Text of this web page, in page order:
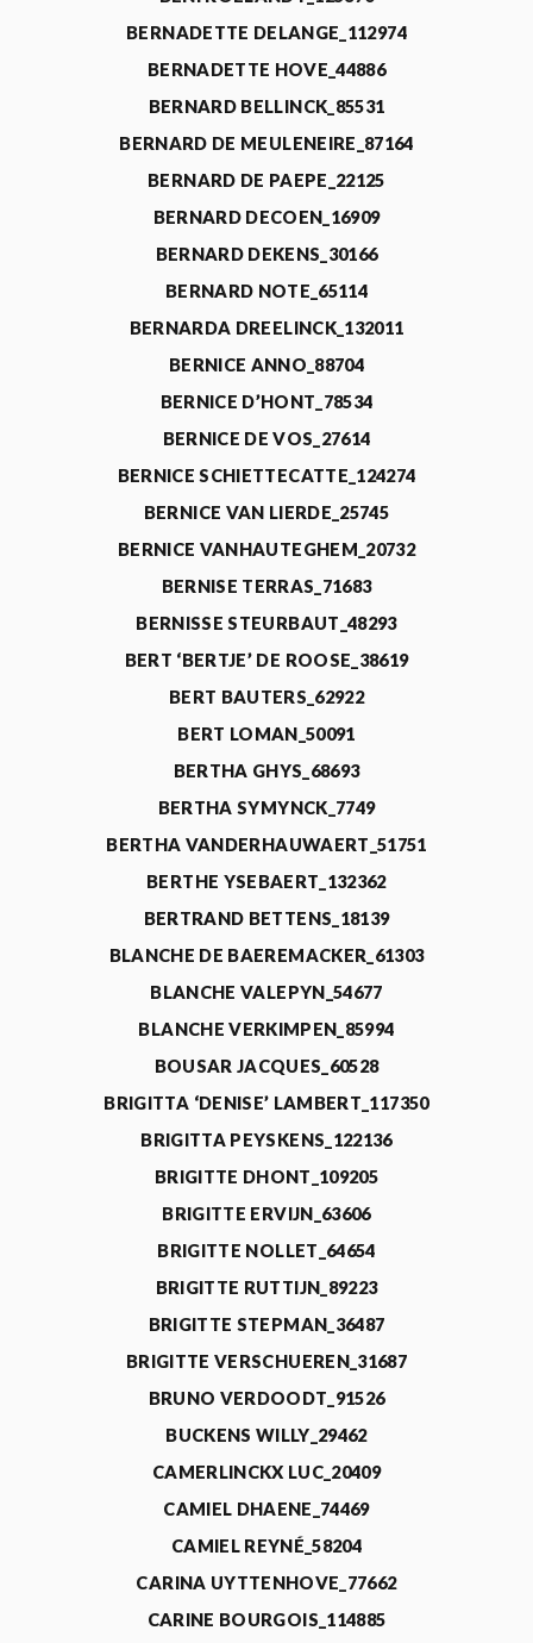
BERNADETTE DELANGE_112974
BERNADETTE HOVE_44886
BERNARD BELLINCK_85531
BERNARD DE MEULENEIRE_87164
BERNARD DE PAEPE_22125
BERNARD DECOEN_16909
BERNARD DEKENS_30166
BERNARD NOTE_65114
BERNARDA DREELINCK_132011
BERNICE ANNO_88704
BERNICE D’HONT_78534
BERNICE DE VOS_27614
BERNICE SCHIETTECATTE_124274
BERNICE VAN LIERDE_25745
BERNICE VANHAUTEGHEM_20732
BERNISE TERRAS_71683
BERNISSE STEURBAUT_48293
BERT ‘BERTJE’ DE ROOSE_38619
BERT BAUTERS_62922
BERT LOMAN_50091
BERTHA GHYS_68693
BERTHA SYMYNCK_7749
BERTHA VANDERHAUWAERT_51751
BERTHE YSEBAERT_132362
BERTRAND BETTENS_18139
BLANCHE DE BAEREMACKER_61303
BLANCHE VALEPYN_54677
BLANCHE VERKIMPEN_85994
BOUSAR JACQUES_60528
BRIGITTA ‘DENISE’ LAMBERT_117350
BRIGITTA PEYSKENS_122136
BRIGITTE DHONT_109205
BRIGITTE ERVIJN_63606
BRIGITTE NOLLET_64654
BRIGITTE RUTTIJN_89223
BRIGITTE STEPMAN_36487
BRIGITTE VERSCHUEREN_31687
BRUNO VERDOODT_91526
BUCKENS WILLY_29462
CAMERLINCKX LUC_20409
CAMIEL DHAENE_74469
CAMIEL REYNÉ_58204
CARINA UYTTENHOVE_77662
CARINE BOURGOIS_114885